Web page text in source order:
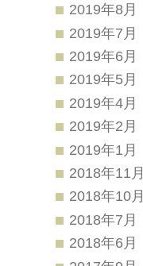
2019年8月
2019年7月
2019年6月
2019年5月
2019年4月
2019年2月
2019年1月
2018年11月
2018年10月
2018年7月
2018年6月